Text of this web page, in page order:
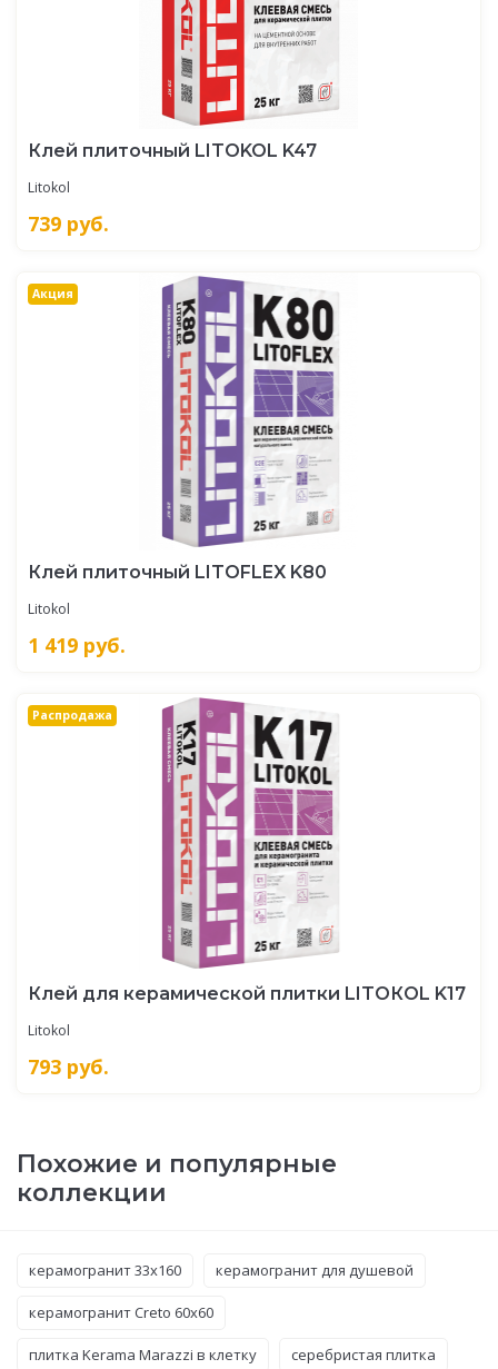
Клей плиточный LITOKOL K47
Litokol
739 руб.
Акция
Клей плиточный LITOFLEX K80
Litokol
1 419 руб.
Распродажа
Клей для керамической плитки LITOКOL K17
Litokol
793 руб.
Похожие и популярные
коллекции
керамогранит 33x160 керамогранит для душевой
керамогранит Creto 60x60
плитка Kerama Marazzi в клетку серебристая плитка